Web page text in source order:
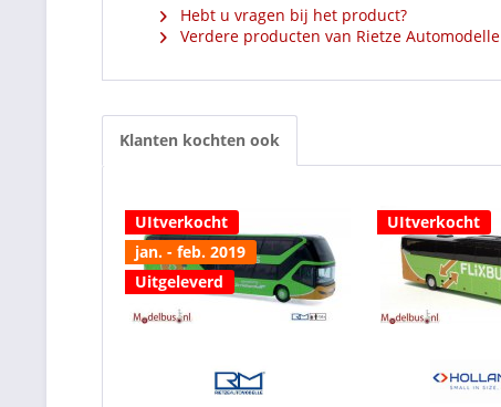
Hebt u vragen bij het product?
Verdere producten van Rietze Automodelle
Klanten kochten ook
UItverkocht
jan. - feb. 2019
Uitgeleverd
UItverkocht